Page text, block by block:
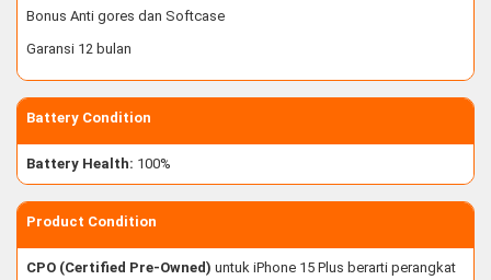
Bonus Anti gores dan Softcase
Garansi 12 bulan
Battery Condition
Battery Health: 100%
Product Condition
CPO (Certified Pre-Owned) untuk iPhone 15 Plus berarti perangkat